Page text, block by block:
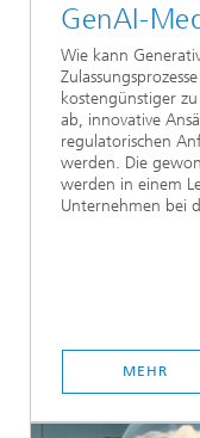
GenAI-
Wie kann
kostengünstiger
ab, innovative
regulatorischen
werden. Die
werden in einem
Unternehmen bei
MEHR